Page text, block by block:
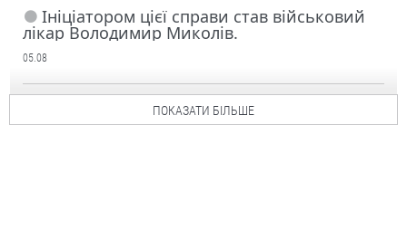
Ініціатором цієї справи став військовий
лікар Володимир Миколів.
05.08
ПОКАЗАТИ БІЛЬШЕ